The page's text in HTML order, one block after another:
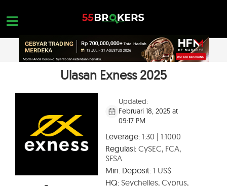
content
REVIEW BROKER FOREX
EDUKASI FOREX
PERTANYAAN TRADER
Ulasan Exness 2025
Updated:
Februari 18, 2025 at
09:17 PM
Leverage:1:30 | 1:1000
Regulasi:CySEC, FCA,
SFSA
Min. Deposit:1 US$
HQ:Seychelles, Cyprus,